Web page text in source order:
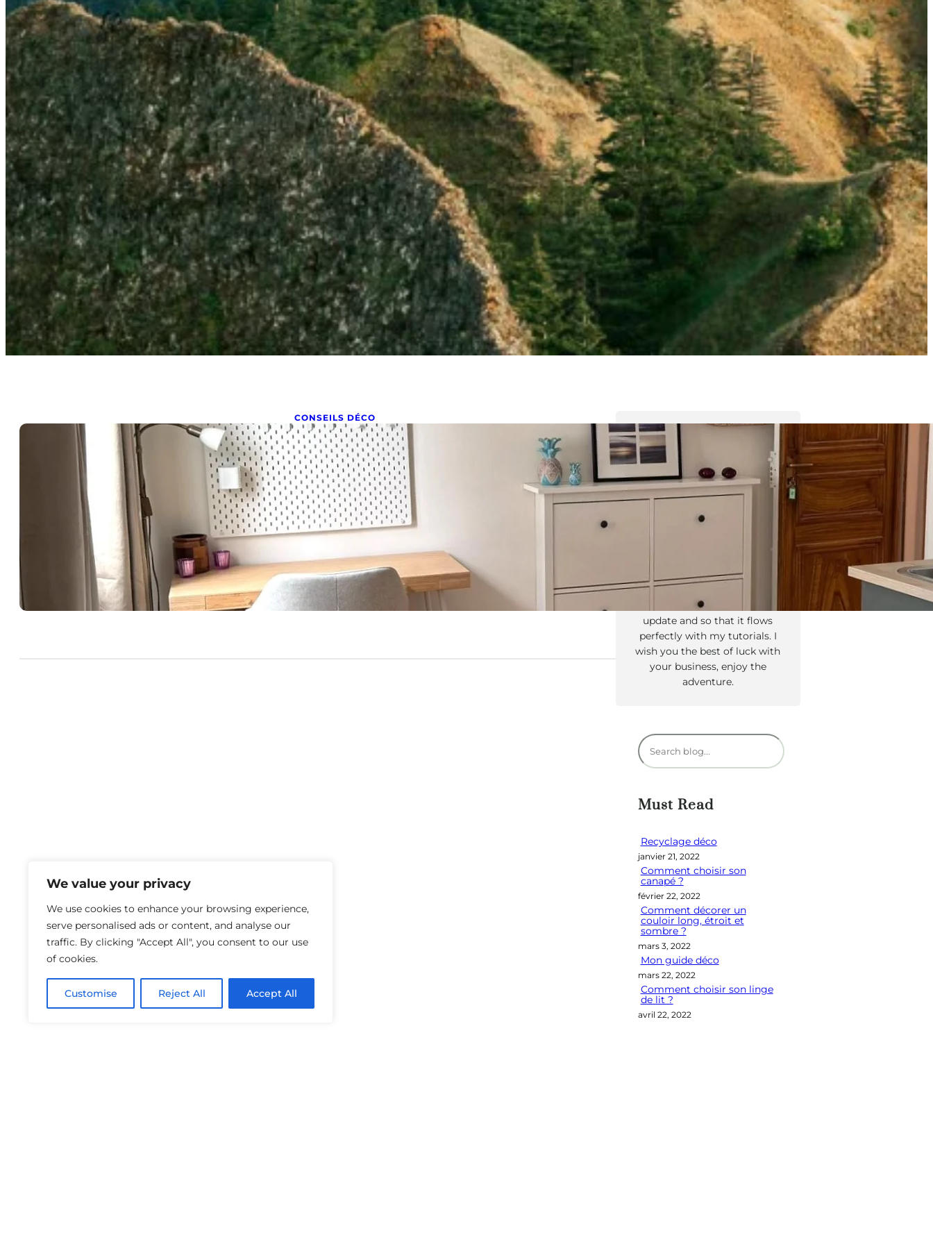
We value your privacy
We use cookies to enhance your browsing experience,
serve personalised ads or content, and analyse our
traffic. By clicking "Accept All", you consent to our use
of cookies.
Customise Reject All Accept All
CONSEILS DÉCO
Comment agrandir visuellement
un petit espace ?
mars 17, 2025
5 astuces déco pour agrandir visuellement un petit
espace Vous trouvez votre pièce trop exiguë et vous
and with the help of many
people I made this template. I
made it so it is super easy to
update and so that it flows
perfectly with my tutorials. I
wish you the best of luck with
your business, enjoy the
adventure.
R
e
h
r
c
h
e
r
Must Read
Recyclage déco
janvier 21, 2022
Comment choisir son
canapé ?
février 22, 2022
Comment décorer un
couloir long, étroit et
sombre ?
mars 3, 2022
Mon guide déco
mars 22, 2022
Comment choisir son linge
de lit ?
avril 22, 2022